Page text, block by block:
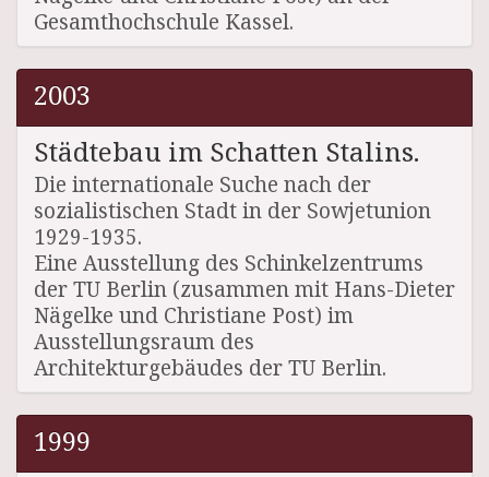
Gesamthochschule Kassel.
2003
Städtebau im Schatten Stalins.
Die internationale Suche nach der
sozialistischen Stadt in der Sowjetunion
1929-1935.
Eine Ausstellung des Schinkelzentrums
der TU Berlin (zusammen mit Hans-Dieter
Nägelke und Christiane Post) im
Ausstellungsraum des
Architekturgebäudes der TU Berlin.
1999